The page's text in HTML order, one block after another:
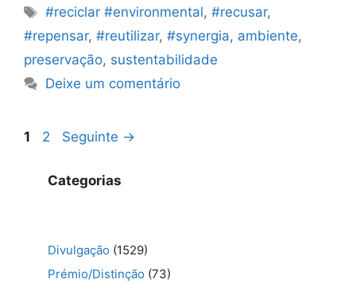
Etiquetas
#reciclar #environmental,#recusar,
#repensar, #reutilizar, #synergia, ambiente,
preservação, sustentabilidade
Deixe um comentário
Navegação
artigos
Página
1 Página
2 Seguinte →
Categorias
Divulgação (1529)
Prémio/Distinção (73)